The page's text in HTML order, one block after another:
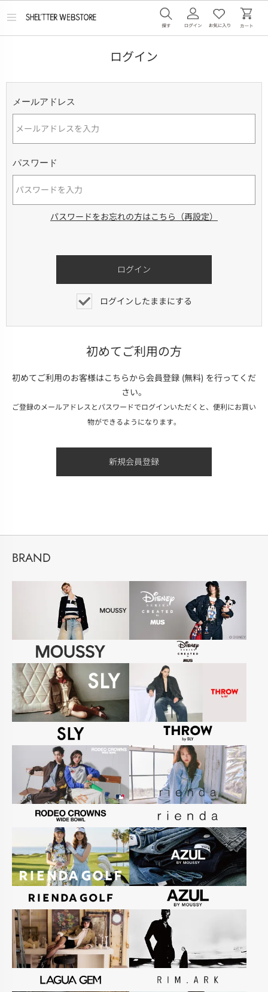
メ
ログイン
メールアドレス
パスワード
パスワードをお忘れの方はこちら（再設定）
ログインしたままにする
初めてご利用の方
初めてご利用のお客様はこちらから会員登録 (無料) を行ってくだ
さい。
ご登録のメールアドレスとパスワードでログインいただくと、便利にお買い
物ができるようになります。
BRAND